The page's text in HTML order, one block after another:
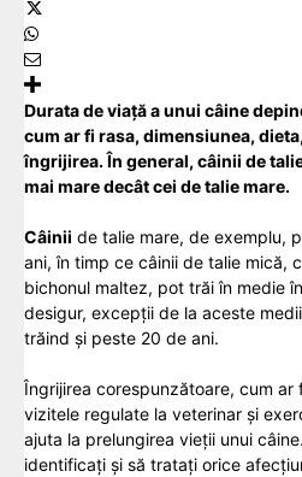
Durata de viață a unui câine
cum ar fi rasa, dimensiunea,
îngrijirea. În general, câinii de
mai mare decât cei de talie mare.
Câinii de talie mare, de exemplu,
ani, în timp ce câinii de talie mică,
bichonul maltez, pot trăi în medie
desigur, excepții de la aceste
trăind și peste 20 de ani.
Îngrijirea corespunzătoare, cum ar
vizitele regulate la veterinar și
ajuta la prelungirea vieții unui
identificați și să tratați orice